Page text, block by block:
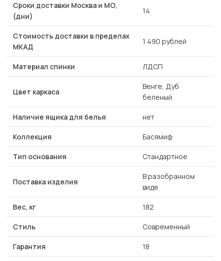
Сроки доставки Москва и МО,
(дни)
14
Стоимость доставки в пределах
МКАД
1 490 рублей
Материал спинки ЛДСП
Цвет каркаса
Венге, Дуб
беленый
Наличие ящика для белья нет
Коллекция Басямиф
Тип основания Стандартное
Поставка изделия
В разобранном
виде
Вес, кг 182
Стиль Современный
Гарантия 18